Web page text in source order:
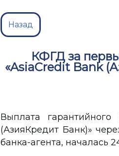
Назад
КФГД за
«AsiaCredit Bank
Выплата
(АзияКредит Банк)»
банка-агента, началась